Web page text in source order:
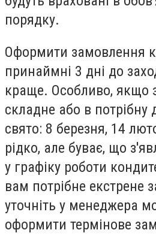
порядку.
Оформити замовлення
принаймні 3 дні до
краще. Особливо, якщо
складне або в потрібну
свято: 8 березня, 14
рідко, але буває, що
у графіку роботи
вам потрібне екстрене
уточніть у менеджера
оформити термінове